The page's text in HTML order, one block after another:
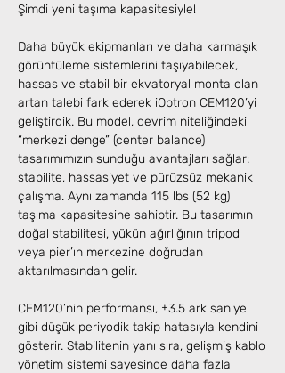
Şimdi yeni taşıma kapasitesiyle!
Daha büyük ekipmanları ve daha karmaşık
görüntüleme sistemlerini taşıyabilecek,
hassas ve stabil bir ekvatoryal monta olan
artan talebi fark ederek iOptron CEM120’yi
geliştirdik. Bu model, devrim niteliğindeki
“merkezi denge” (center balance)
tasarımımızın sunduğu avantajları sağlar:
stabilite, hassasiyet ve pürüzsüz mekanik
çalışma. Aynı zamanda 115 lbs (52 kg)
taşıma kapasitesine sahiptir. Bu tasarımın
doğal stabilitesi, yükün ağırlığının tripod
veya pier’ın merkezine doğrudan
aktarılmasından gelir.
CEM120’nin performansı, ±3.5 ark saniye
gibi düşük periyodik takip hatasıyla kendini
gösterir. Stabilitenin yanı sıra, gelişmiş kablo
yönetim sistemi sayesinde daha fazla